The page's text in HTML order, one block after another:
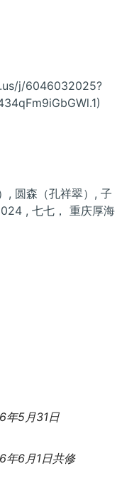
j/6046032025?
, 圆森（孔祥翠）, 子
, 七七， 重庆厚海
年5月31日
年6月1日共修